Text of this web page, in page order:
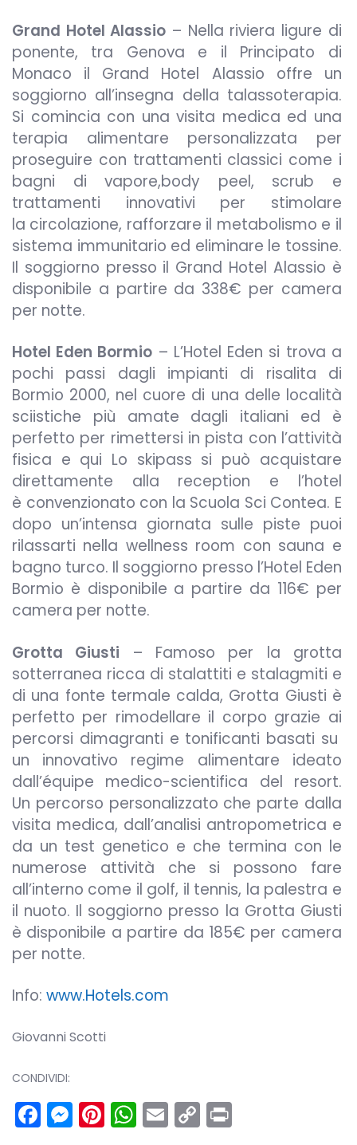
Grand Hotel Alassio – Nella riviera ligure di
ponente, tra Genova e il Principato di
Monaco il Grand Hotel Alassio offre un
soggiorno all’insegna della talassoterapia.
Si comincia con una visita medica ed una
terapia alimentare personalizzata per
proseguire con trattamenti classici come i
bagni di vapore,body peel, scrub e
trattamenti innovativi per stimolare
la circolazione, rafforzare il metabolismo e il
sistema immunitario ed eliminare le tossine.
Il soggiorno presso il Grand Hotel Alassio è
disponibile a partire da 338€ per camera
per notte.
Hotel Eden Bormio – L’Hotel Eden si trova a
pochi passi dagli impianti di risalita di
Bormio 2000, nel cuore di una delle località
sciistiche più amate dagli italiani ed è
perfetto per rimettersi in pista con l’attività
fisica e qui Lo skipass si può acquistare
direttamente alla reception e l’hotel
è convenzionato con la Scuola Sci Contea. E
dopo un’intensa giornata sulle piste puoi
rilassarti nella wellness room con sauna e
bagno turco. Il soggiorno presso l’Hotel Eden
Bormio è disponibile a partire da 116€ per
camera per notte.
Grotta Giusti – Famoso per la grotta
sotterranea ricca di stalattiti e stalagmiti e
di una fonte termale calda, Grotta Giusti è
perfetto per rimodellare il corpo grazie ai
percorsi dimagranti e tonificanti basati su
un innovativo regime alimentare ideato
dall’équipe medico-scientifica del resort.
Un percorso personalizzato che parte dalla
visita medica, dall’analisi antropometrica e
da un test genetico e che termina con le
numerose attività che si possono fare
all’interno come il golf, il tennis, la palestra e
il nuoto. Il soggiorno presso la Grotta Giusti
è disponibile a partire da 185€ per camera
per notte.
Info: www.Hotels.com
Giovanni Scotti
CONDIVIDI:
Facebook
Messenger
Pinterest
WhatsApp
Email
Copy